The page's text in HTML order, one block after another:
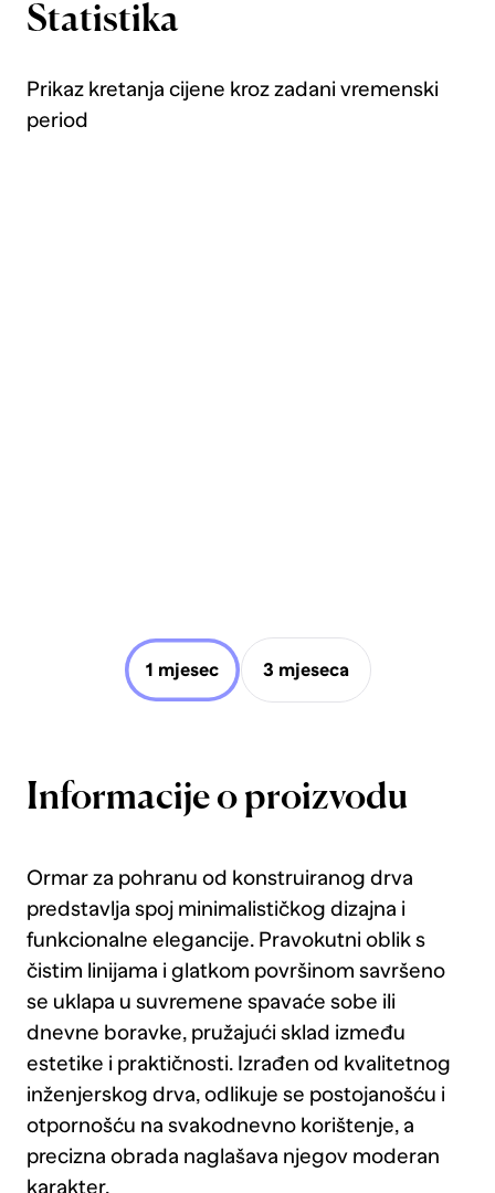
Statistika
Prikaz kretanja cijene kroz zadani vremenski
period
1 mjesec 3 mjeseca
Informacije o proizvodu
Ormar za pohranu od konstruiranog drva
predstavlja spoj minimalističkog dizajna i
funkcionalne elegancije. Pravokutni oblik s
čistim linijama i glatkom površinom savršeno
se uklapa u suvremene spavaće sobe ili
dnevne boravke, pružajući sklad između
estetike i praktičnosti. Izrađen od kvalitetnog
inženjerskog drva, odlikuje se postojanošću i
otpornošću na svakodnevno korištenje, a
precizna obrada naglašava njegov moderan
karakter.